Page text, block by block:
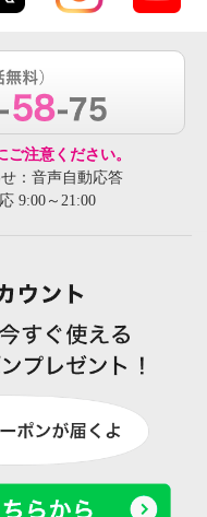
注意ください。
：音声自動応答
9:00～21:00